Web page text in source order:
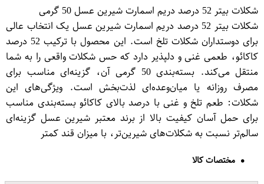
شکلات بیتر 52 درصد دریم اسمارت شیرین عسل 50 گرمی
شکلات بیتر 52 درصد دریم اسمارت شیرین عسل یک انتخاب عالی
برای دوستداران شکلات تلخ است. این محصول با ترکیب 52 درصد
کاکائو، طعمی غنی و دلپذیر دارد که حس شکلات واقعی را به شما
منتقل می‌کند. بسته‌بندی 50 گرمی آن، گزینه‌ای مناسب برای
مصرف روزانه یا میان‌وعده‌ای لذت‌بخش است. ویژگی‌های این
شکلات: طعم تلخ و غنی با درصد بالای کاکائو بسته‌بندی مناسب
برای حمل آسان کیفیت بالا از برند معتبر شیرین عسل گزینه‌ای
سالم‌تر نسبت به شکلات‌های شیرین‌تر، با میزان قند کمتر
مختصات کالا